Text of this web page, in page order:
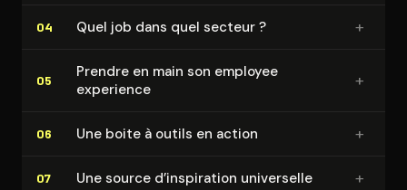
04 Quel job dans quel secteur ? +
05
Prendre en main son employee
experience
+
06 Une boite à outils en action +
07 Une source d’inspiration universelle +